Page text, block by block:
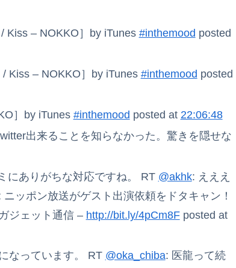
Kiss – NOKKO］by iTunes #inthemood posted
Kiss – NOKKO］by iTunes #inthemood posted
］by iTunes #inthemood posted at 22:06:48
出来ることを知らなかった。驚きを隠せな
にありがちな対応ですね。 RT @akhk: えええ
ニッポン放送がゲスト出演依頼をドタキャン！
ジェット通信 – http://bit.ly/4pCm8Fposted at
なっています。 RT @oka_chiba: 医龍って続